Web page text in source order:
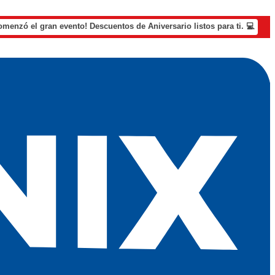
el gran evento! Descuentos de Aniversario listos para ti. 💻